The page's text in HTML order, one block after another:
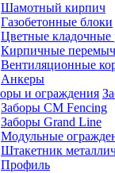
Шамотный кирпич
Газобетонные блоки
Цветные кладочные
Кирпичные
Вентиляционные
Анкеры
Заборы CM Fencing
Заборы Grand Line
Модульные
Штакетник
Профиль